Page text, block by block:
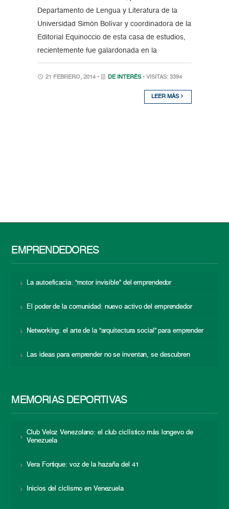
Departamento de Lengua y Literatura de la
Universidad Simón Bolívar y coordinadora de la
Editorial Equinoccio de esta casa de estudios,
recientemente fue galardonada en la
21 FEBRERO, 2014 • DE INTERÉS • VISITAS: 3394
LEER MÁS
EMPRENDEDORES
La autoeficacia: “motor invisible” del emprendedor
El poder de la comunidad: nuevo activo del emprendedor
Networking: el arte de la “arquitectura social” para emprender
Las ideas para emprender no se inventan, se descubren
MEMORIAS DEPORTIVAS
Club Veloz Venezolano: el club ciclístico más longevo de
Venezuela
Vera Fortique: voz de la hazaña del 41
Inicios del ciclismo en Venezuela